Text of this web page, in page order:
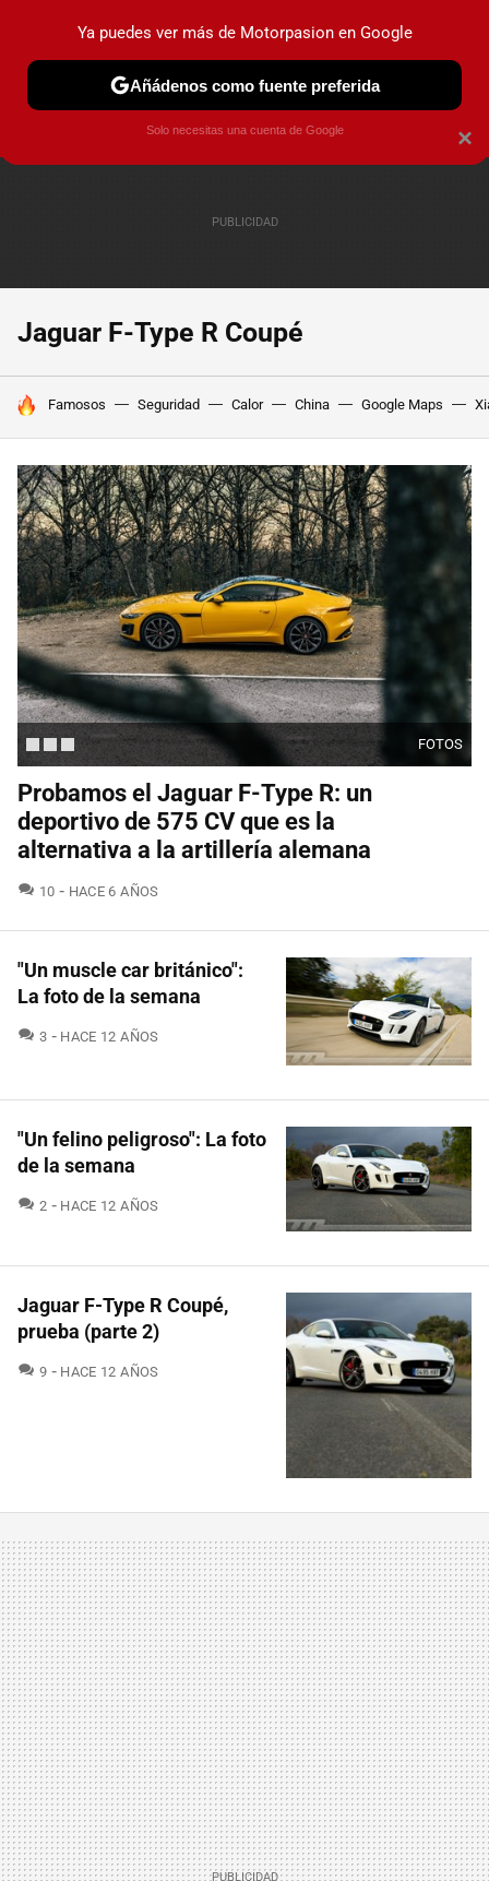
PRUEBAS COCHES ELÉCTRICOS OBSERVATORIO
Jaguar F-Type R Coupé
HOY SE HABLA DE
Famosos Seguridad Calor China Google Maps
FOTOS
Probamos el Jaguar F-Type R: un
deportivo de 575 CV que es la
alternativa a la artillería alemana
10 COMENTARIOS
HACE 6 AÑOS
"Un muscle car británico":
La foto de la semana
3 COMENTARIOS
HACE 12 AÑOS
"Un felino peligroso": La foto
de la semana
2 COMENTARIOS
HACE 12 AÑOS
Jaguar F-Type R Coupé,
prueba (parte 2)
9 COMENTARIOS
HACE 12 AÑOS
×
Ya puedes ver más de Motorpasion en Google
Añádenos como fuente preferida
Solo necesitas una cuenta de Google